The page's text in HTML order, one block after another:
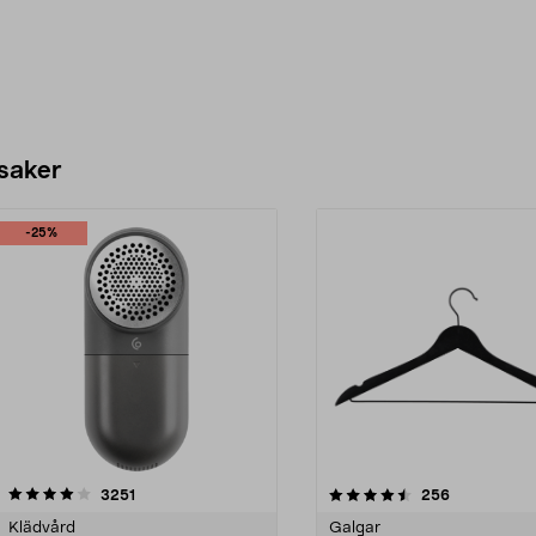
-25%
3251
Klädvård
4.5av 5 stjärnor 256recensioner
Galgar
4.0av 5 stjärnor